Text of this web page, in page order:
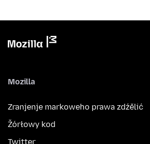
Mozilla
Zranjenje markoweho prawa zdźělić
Žórłowy kod
Twitter